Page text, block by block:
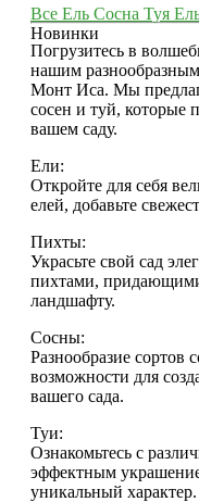
Все Ель Сосна Туя
Новинки
Погрузитесь в
нашим
Монт Иса. Мы
сосен и туй, которые
вашем саду.
Ели:
Откройте для себя
елей, добавьте
Пихты:
Украсьте свой сад
пихтами,
ландшафту.
Сосны:
Разнообразие сортов
возможности для
вашего сада.
Туи:
Ознакомьтесь с
эффектным
уникальный характер.